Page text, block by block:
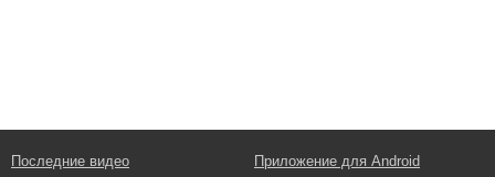
Последние видео
Приложение для Android